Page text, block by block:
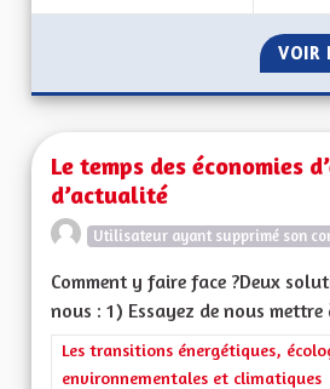
VOIR
Le temps des économies
d’actualité
Utilisateur ayant supprimé son
Comment y faire face ?Deux
nous : 1) Essayez de nous
Filtrer les résultats de la
Les transitions énergétiques,
environnementales et climatiques